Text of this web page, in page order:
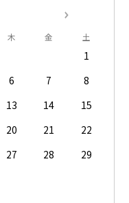
木 金 土
1
6 7
8
13 14
15
20 21
22
27 28
29